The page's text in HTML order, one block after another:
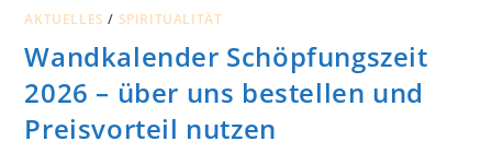
AKTUELLES / SPIRITUALITÄT
Wandkalender Schöpfungszeit
2026 – über uns bestellen und
Preisvorteil nutzen